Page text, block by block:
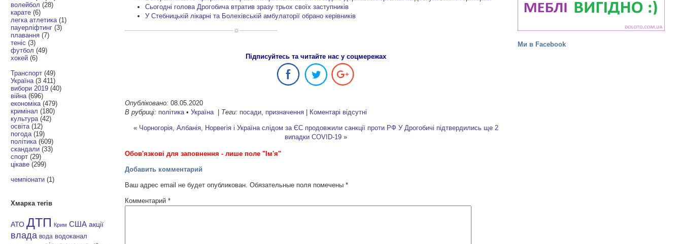
Ми в Facebook
волейбол (28)
карате (6)
легка атлетика (1)
пауерліфтинг (3)
плавання (7)
теніс (3)
футбол (49)
хокей (6)
Транспорт (49)
Україна (3 411)
вибори 2019 (40)
війна (696)
економіка (479)
кримінал (180)
культура (42)
освіта (12)
погода (19)
політика (609)
скандали (33)
спорт (29)
цікаве (299)
чемпіонати (1)
Хмарка тегів
АТО ДТП Крим США акції
влада вода водоканал
Сьогодні голова Дрогобича втратив зразу трьох своїх заступників
У Стебницькій лікарні та Болехівській амбулаторії обрано керівників
Підписуйтесь та читайте нас у соцмережах
Опубліковано: 08.05.2020
В рубриці: політика •Україна | Теги: посади призначення | Коментарі відсутні
« Чорногорія, Албанія, Норвегія і Україна слідом за ЄС продовжили санкції проти РФ У Дрогобичі підтвердились ще 2
випадки COVID-19»
Обов'язкові для заповнення - лише поле "Ім'я"
Добавить комментарий
Ваш адрес email не будет опубликован. Обязательные поля помечены*
Комментарий*